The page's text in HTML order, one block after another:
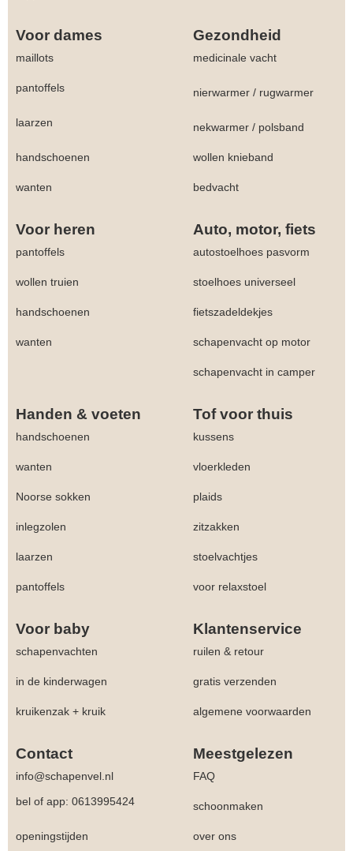
Voor dames Gezondheid
maillots medicinale vacht
pantoffels nierwarmer / rugwarmer
laarzen nekwarmer / polsband
handschoenen wollen knieband
wanten bedvacht
Voor heren Auto, motor, fiets
pantoffels autostoelhoes pasvorm
wollen truien stoelhoes universeel
handschoenen fietszadeldekjes
wanten schapenvacht op motor
schapenvacht in camper
Handen & voeten Tof voor thuis
handschoenen kussens
wanten vloerkleden
Noorse sokken plaids
inlegzolen zitzakken
laarzen stoelvachtjes
pantoffels voor relaxstoel
Voor baby Klantenservice
schapenvachten ruilen & retour
in de kinderwagen gratis verzenden
kruikenzak + kruik algemene voorwaarden
Contact Meestgelezen
info@schapenvel.nl
FAQ
bel of app: 0613995424
schoonmaken
openingstijden over ons